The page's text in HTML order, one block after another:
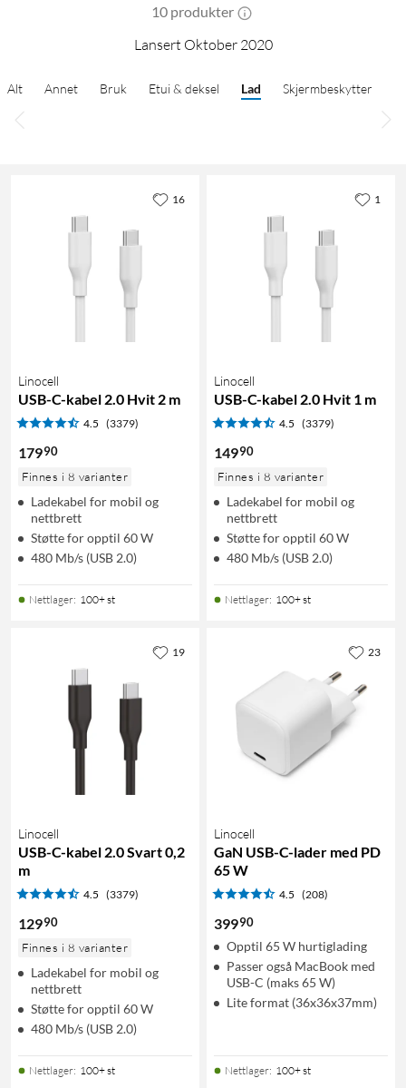
10 produkter
Lansert Oktober 2020
Alt Annet Bruk Etui & deksel Lad Skjermbeskytter
Linocell
USB-C-kabel 2.0 Hvit 2 m
4.5 (3379)
17990
Finnes i 8 varianter
Ladekabel for mobil og
nettbrett
Støtte for opptil 60 W
480 Mb/s (USB 2.0)
Nettlager: 100+ st
16
Linocell
USB-C-kabel 2.0 Hvit 1 m
4.5 (3379)
14990
Finnes i 8 varianter
Ladekabel for mobil og
nettbrett
Støtte for opptil 60 W
480 Mb/s (USB 2.0)
Nettlager: 100+ st
1
Linocell
USB-C-kabel 2.0 Svart 0,2
m
4.5 (3379)
12990
Finnes i 8 varianter
Ladekabel for mobil og
nettbrett
Støtte for opptil 60 W
480 Mb/s (USB 2.0)
Nettlager: 100+ st
19
Linocell
GaN USB-C-lader med PD
65 W
4.5 (208)
39990
Opptil 65 W hurtiglading
Passer også MacBook med
USB-C (maks 65 W)
Lite format (36x36x37mm)
Nettlager: 100+ st
23